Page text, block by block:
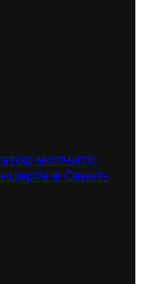
молчит»:
в Санкт-